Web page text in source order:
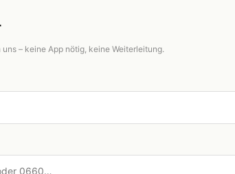
– keine App nötig, keine Weiterleitung.